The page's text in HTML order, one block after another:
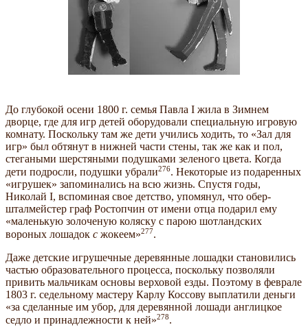
До глубокой осени 1800 г. семья Павла I жила в Зимнем
дворце, где для игр детей оборудовали специальную игровую
комнату. Поскольку там же дети учились ходить, то «Зал для
игр» был обтянут в нижней части стены, так же как и пол,
стегаными шерстяными подушками зеленого цвета. Когда
дети подросли, подушки убрали276. Некоторые из подаренных
«игрушек» запоминались на всю жизнь. Спустя годы,
Николай I, вспоминая свое детство, упомянул, что обер-
шталмейстер граф Ростопчин от имени отца подарил ему
«маленькую золоченую коляску с парою шотландских
вороных лошадок с жокеем»277.
Даже детские игрушечные деревянные лошадки становились
частью образовательного процесса, поскольку позволяли
привить мальчикам основы верховой езды. Поэтому в феврале
1803 г. седельному мастеру Карлу Коссову выплатили деньги
«за сделанные им убор, для деревянной лошади англицкое
седло и принадлежности к ней»278.